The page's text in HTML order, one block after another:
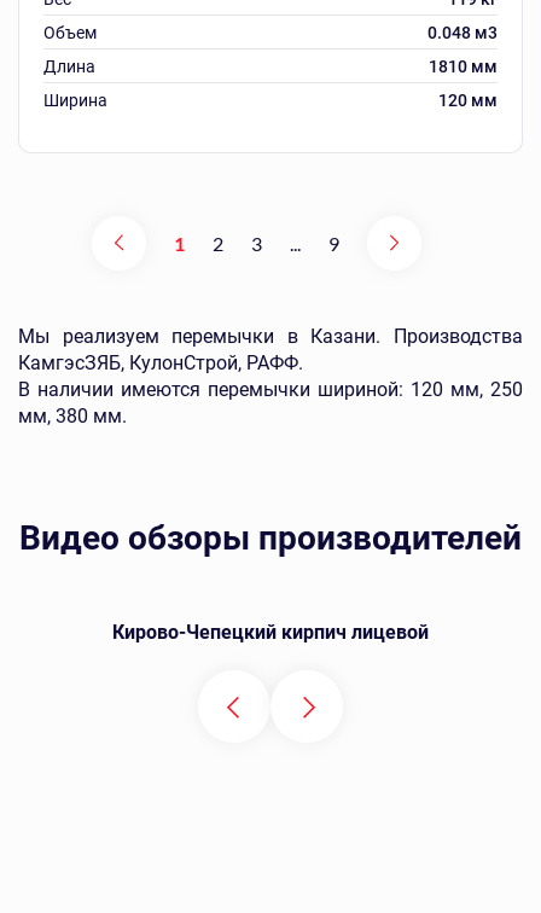
Объем
0.048 м3
Длина
1810 мм
Ширина
120 мм
1 2 3 9
Мы реализуем перемычки в Казани. Производства
КамгэсЗЯБ, КулонСтрой, РАФФ.
В наличии имеются перемычки шириной: 120 мм, 250
мм, 380 мм.
Видео обзоры производителей
Кирово-Чепецкий кирпич лицевой